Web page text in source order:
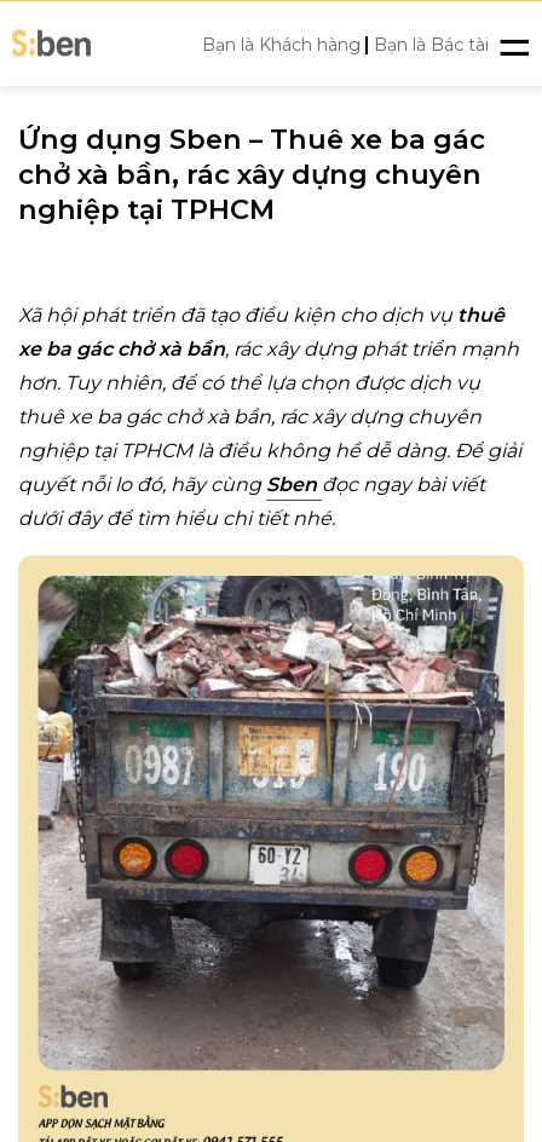
to
Bạn là Khách hàng | Bạn là Bác tài
Ứng dụng Sben – Thuê xe ba gác
chở xà bần, rác xây dựng chuyên
nghiệp tại TPHCM
Xã hội phát triển đã tạo điều kiện cho dịch vụ thuê
xe ba gác chở xà bần, rác xây dựng phát triển mạnh
hơn. Tuy nhiên, để có thể lựa chọn được dịch vụ
thuê xe ba gác chở xà bần, rác xây dựng chuyên
nghiệp tại TPHCM là điều không hề dễ dàng. Để giải
quyết nỗi lo đó, hãy cùng Sben đọc ngay bài viết
dưới đây để tìm hiểu chi tiết nhé.